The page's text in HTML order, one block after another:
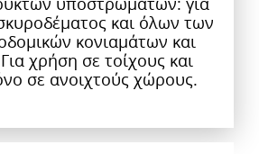
και όλων των
κονιαμάτων και
χρήση σε τοίχους και
σε ανοιχτούς χώρους.